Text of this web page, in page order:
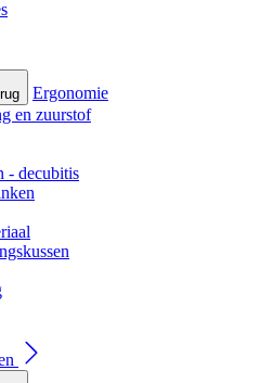
Ergonomie
en zuurstof
- decubitis